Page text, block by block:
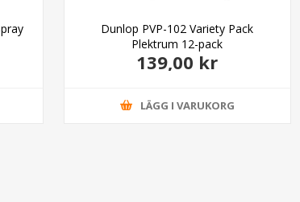
Dunlop PVP-102 Variety Pack
Plektrum 12-pack
139,00 kr
LÄGG I VARUKORG